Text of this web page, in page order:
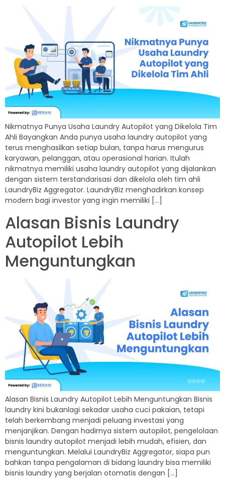
Nikmatnya Punya Usaha Laundry Autopilot yang Dikelola Tim
Ahli Bayangkan Anda punya usaha laundry autopilot yang
terus menghasilkan setiap bulan, tanpa harus mengurus
karyawan, pelanggan, atau operasional harian. Itulah
nikmatnya memiliki usaha laundry autopilot yang dijalankan
dengan sistem terstandarisasi dan dikelola oleh tim ahli
LaundryBiz Aggregator. LaundryBiz menghadirkan konsep
modern bagi investor yang ingin memiliki […]
Alasan Bisnis Laundry
Autopilot Lebih
Menguntungkan
Alasan Bisnis Laundry Autopilot Lebih Menguntungkan Bisnis
laundry kini bukanlagi sekadar usaha cuci pakaian, tetapi
telah berkembang menjadi peluang investasi yang
menjanjikan. Dengan hadirnya sistem autopilot, pengelolaan
bisnis laundry autopilot menjadi lebih mudah, efisien, dan
menguntungkan. Melalui LaundryBiz Aggregator, siapa pun
bahkan tanpa pengalaman di bidang laundry bisa memiliki
bisnis laundry yang berjalan otomatis dengan […]